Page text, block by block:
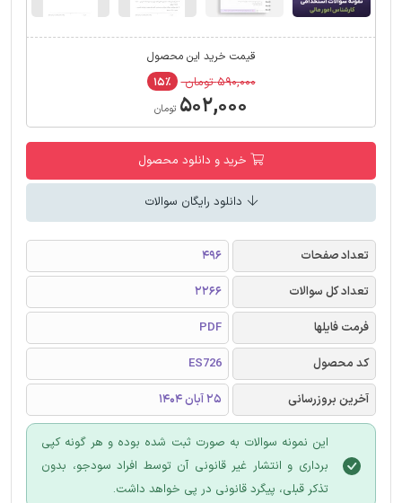
قیمت خرید این محصول
۵۹۰,۰۰۰ تومان ۱۵٪
۵۰۲,۰۰۰ تومان
خرید و دانلود محصول
دانلود رایگان سوالات
تعداد صفحات
496
تعداد کل سوالات
2266
فرمت فایلها
PDF
کد محصول
ES726
آخرین بروزرسانی
25 آبان 1404
این نمونه سوالات به صورت ثبت شده بوده و هر گونه کپی
برداری و انتشار غیر قانونی آن توسط افراد سودجو، بدون
تذکر قبلی، پیگرد قانونی در پی خواهد داشت.